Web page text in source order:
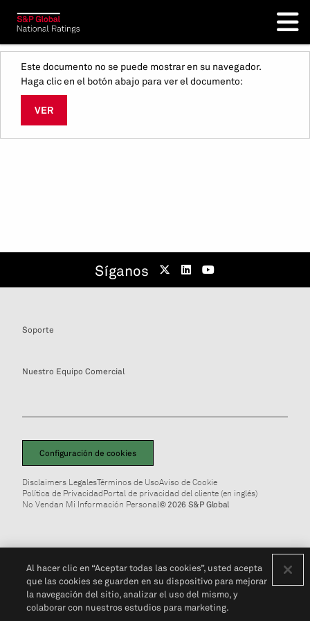
Este documento no se puede mostrar en su navegador.
Haga clic en el botón abajo para ver el documento:
VER
Síganos
Soporte
Nuestro Equipo Comercial
Configuración de cookies
Disclaimers LegalesTérminos de UsoAviso de Cookie
Política de PrivacidadPortal de privacidad del cliente (en inglés)
No Vendan Mi Información Personal© 2026 S&P Global
Al hacer clic en “Aceptar todas las cookies”, usted acepta
que las cookies se guarden en su dispositivo para mejorar
la navegación del sitio, analizar el uso del mismo, y
colaborar con nuestros estudios para marketing.